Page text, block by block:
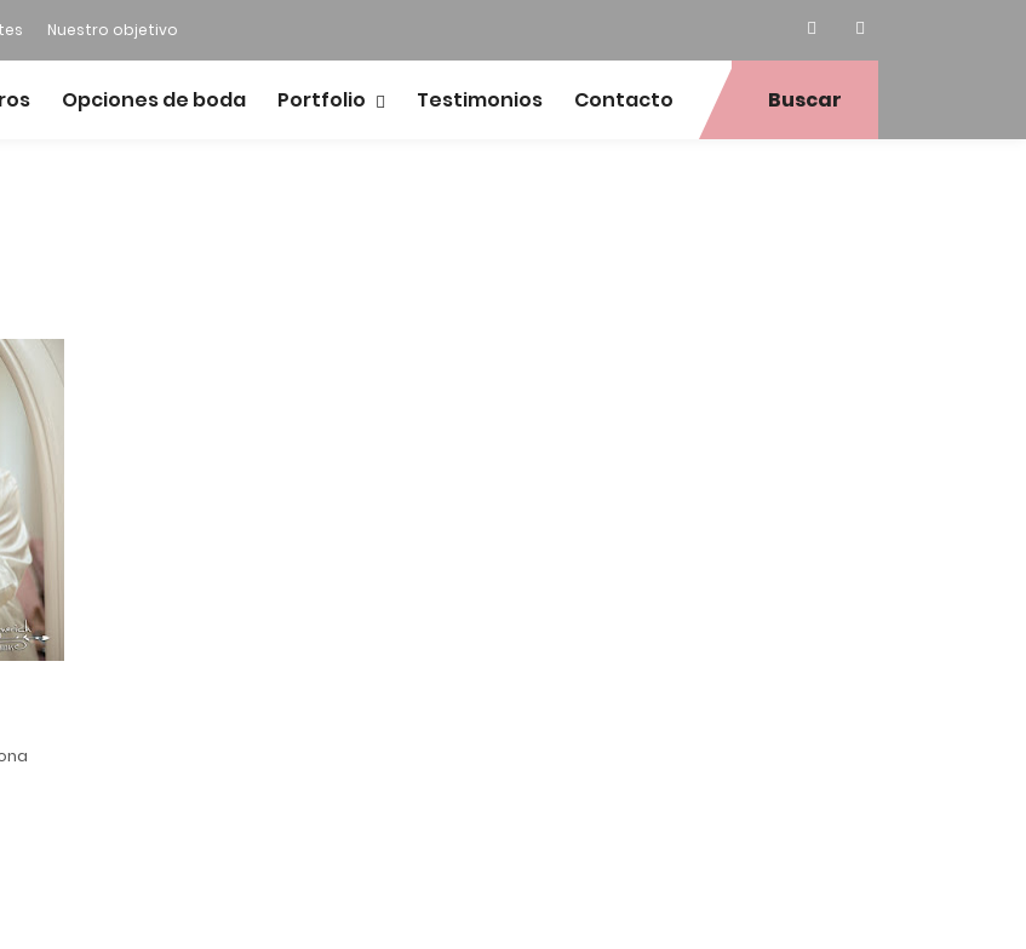
Nuestro objetivo
Opciones de boda Portfolio Testimonios Contacto Buscar